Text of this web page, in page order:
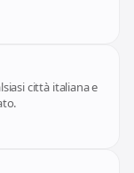
città italiana e